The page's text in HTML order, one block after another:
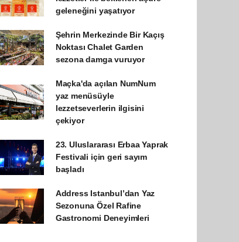
geleneğini yaşatıyor
Şehrin Merkezinde Bir Kaçış
Noktası Chalet Garden
sezona damga vuruyor
Maçka'da açılan NumNum
yaz menüsüyle
lezzetseverlerin ilgisini
çekiyor
23. Uluslararası Erbaa Yaprak
Festivali için geri sayım
başladı
Address Istanbul’dan Yaz
Sezonuna Özel Rafine
Gastronomi Deneyimleri